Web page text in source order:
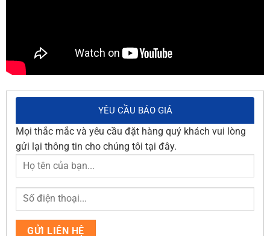
YÊU CẦU BÁO GIÁ
Mọi thắc mắc và yêu cầu đặt hàng quý khách vui lòng
gửi lại thông tin cho chúng tôi tại đây.